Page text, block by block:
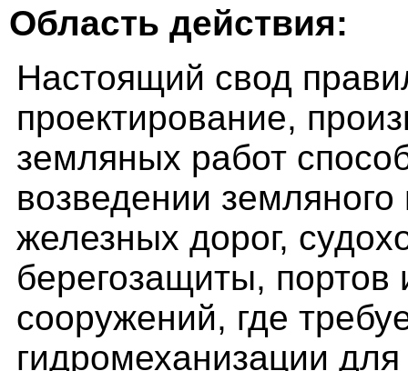
Область действия:
Настоящий свод
проектирование,
земляных работ
возведении
железных дорог,
берегозащиты,
сооружений, где
гидромеханизации